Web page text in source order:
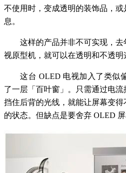
不使用时，变成透明的装饰品，
息。
这样的产品并非不可实现，
视原型机，就可以在透明和不透明
这台 OLED 电视加入了类似
了一层「百叶窗」。只需通过电
挡住后背的光线，就能让屏幕变
的状态。但缺点是要舍弃 OLED 屏